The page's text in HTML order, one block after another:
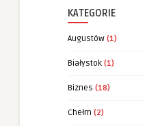
KATEGORIE
Augustów (1)
Białystok (1)
Biznes (18)
Chełm (2)